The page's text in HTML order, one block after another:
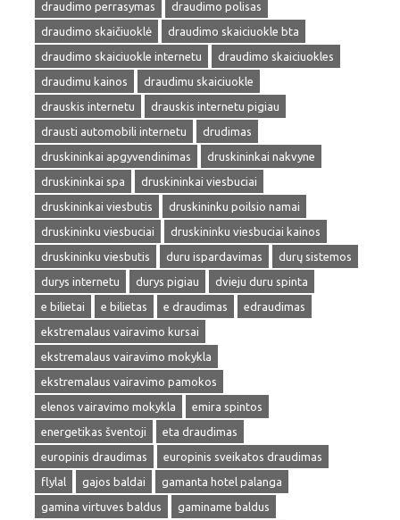
draudimo perrasymas
draudimo polisas
draudimo skaičiuoklė
draudimo skaiciuokle bta
draudimo skaiciuokle internetu
draudimo skaiciuokles
draudimu kainos
draudimu skaiciuokle
drauskis internetu
drauskis internetu pigiau
drausti automobili internetu
drudimas
druskininkai apgyvendinimas
druskininkai nakvyne
druskininkai spa
druskininkai viesbuciai
druskininkai viesbutis
druskininku poilsio namai
druskininku viesbuciai
druskininku viesbuciai kainos
druskininku viesbutis
duru ispardavimas
durų sistemos
durys internetu
durys pigiau
dvieju duru spinta
e bilietai
e bilietas e draudimas
edraudimas
ekstremalaus vairavimo kursai
ekstremalaus vairavimo mokykla
ekstremalaus vairavimo pamokos
elenos vairavimo mokykla
emira spintos
energetikas šventoji
eta draudimas
europinis draudimas
europinis sveikatos draudimas
flylal
gajos baldai
gamanta hotel palanga
gamina virtuves baldus
gaminame baldus